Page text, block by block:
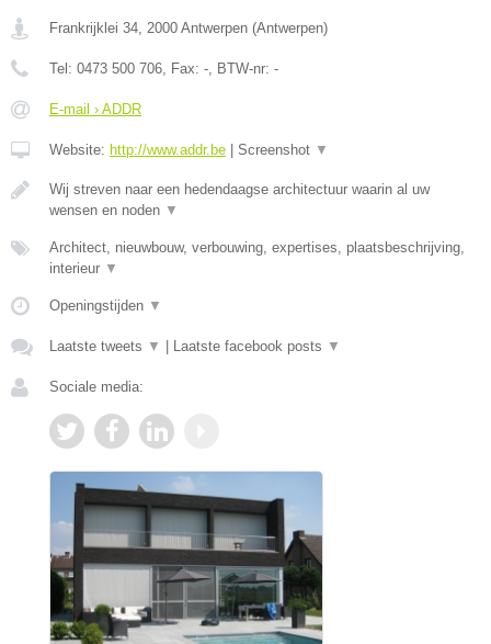
Frankrijklei 34 2000 Antwerpen (Antwerpen)
Tel: 0473 500 706 , Fax: - , BTW-nr: -
E-mail › ADDR
Website: http://www.addr.be Screenshot ▼
Wij streven naar een hedendaagse architectuur waarin al uw
wensen en noden ▼
Architect, nieuwbouw, verbouwing, expertises, plaatsbeschrijving,
interieur ▼
Openingstijden ▼
Laatste tweets ▼ Laatste facebook posts ▼
Sociale media: